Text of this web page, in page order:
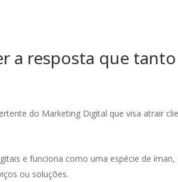
resposta que
do Marketing Digital que visa atrair
e funciona como uma espécie de
ou soluções.